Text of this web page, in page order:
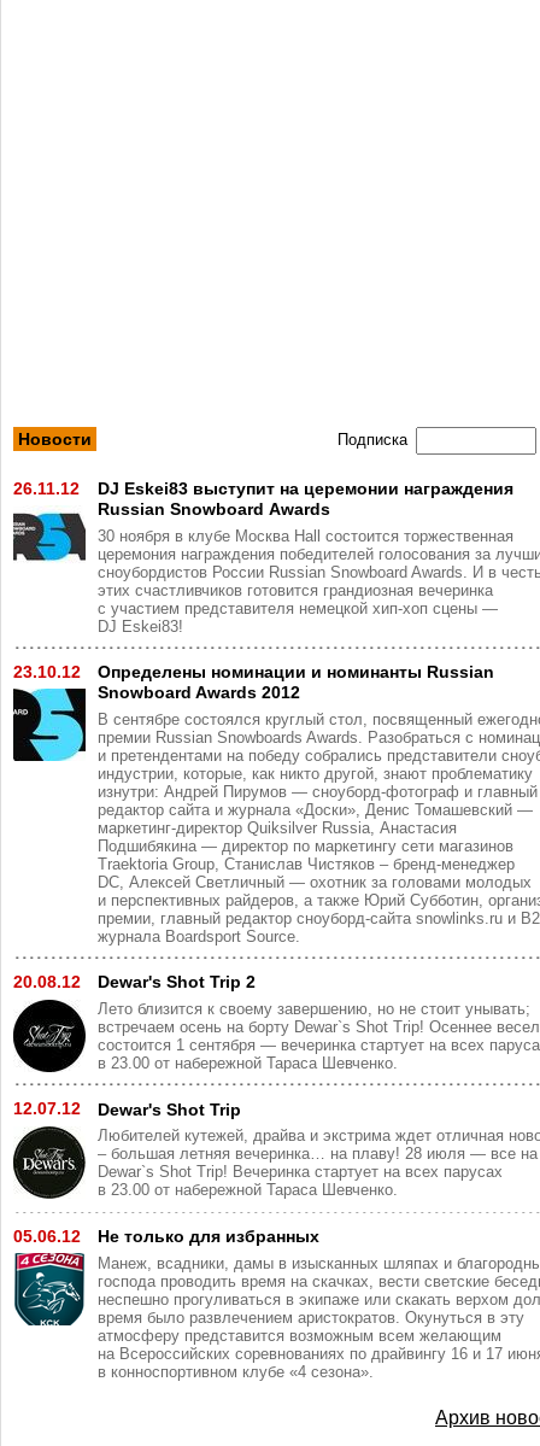
Новости Подписка
26.11.12
DJ Eskei83 выступит на церемонии награждения
Russian Snowboard Awards
30 ноября в клубе Москва Hall состоится торжественная
церемония награждения победителей голосования за
сноубордистов России Russian Snowboard Awards. И в
этих счастливчиков готовится грандиозная вечеринка
с участием представителя немецкой хип-хоп сцены —
DJ Eskei83!
23.10.12
Определены номинации и номинанты Russian
Snowboard Awards 2012
В сентябре состоялся круглый стол, посвященный
премии Russian Snowboards Awards. Разобраться с
и претендентами на победу собрались представители
индустрии, которые, как никто другой, знают проблематику
изнутри: Андрей Пирумов — сноуборд-фотограф и главный
редактор сайта и журнала «Доски», Денис Томашевский —
маркетинг-директор Quiksilver Russia, Анастасия
Подшибякина — директор по маркетингу сети магазинов
Traektoria Group, Станислав Чистяков – бренд-менеджер
DC, Алексей Светличный — охотник за головами молодых
и перспективных райдеров, а также Юрий Субботин,
премии, главный редактор сноуборд-сайта snowlinks.ru и
журнала Boardsport Source.
20.08.12 Dewar's Shot Trip 2
Лето близится к своему завершению, но не стоит унывать;
встречаем осень на борту Dewar`s Shot Trip! Осеннее
состоится 1 сентября — вечеринка стартует на всех
в 23.00 от набережной Тараса Шевченко.
12.07.12 Dewar's Shot Trip
Любителей кутежей, драйва и экстрима ждет отличная
– большая летняя вечеринка… на плаву! 28 июля — все на
Dewar`s Shot Trip! Вечеринка стартует на всех парусах
в 23.00 от набережной Тараса Шевченко.
05.06.12 Не только для избранных
Манеж, всадники, дамы в изысканных шляпах и
господа проводить время на скачках, вести светские
неспешно прогуливаться в экипаже или скакать верхом
время было развлечением аристократов. Окунуться в эту
атмосферу представится возможным всем желающим
на Всероссийских соревнованиях по драйвингу 16 и 17
в конноспортивном клубе «4 сезона».
Архив